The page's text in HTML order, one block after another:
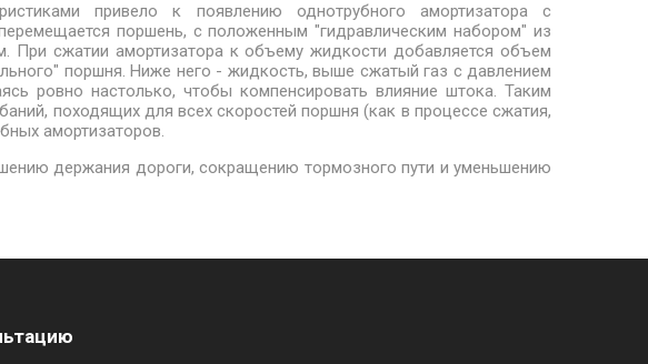
привело к появлению однотрубного амортизатора с
поршень, с положенным "гидравлическим набором" из
сжатии амортизатора к объему жидкости добавляется объем
поршня. Ниже него - жидкость, выше сжатый газ с давлением
ровно настолько, чтобы компенсировать влияние штока. Таким
походящих для всех скоростей поршня (как в процессе сжатия,
амортизаторов.
держания дороги, сокращению тормозного пути и уменьшению